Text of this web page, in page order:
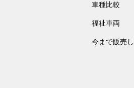
車種比較
福祉車両
今まで販売